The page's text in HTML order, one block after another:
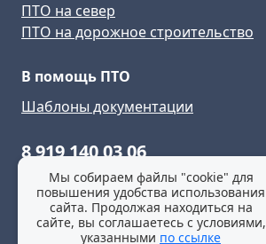
ПТО на север
ПТО на дорожное строительство
В помощь ПТО
Шаблоны документации
8 919 140 03 06
habarovsk@pto-rabota.ru
Мы собираем файлы "cookie" для
повышения удобства использования
сайта. Продолжая находиться на
сайте, вы соглашаетесь с условиями,
указанными по ссылке